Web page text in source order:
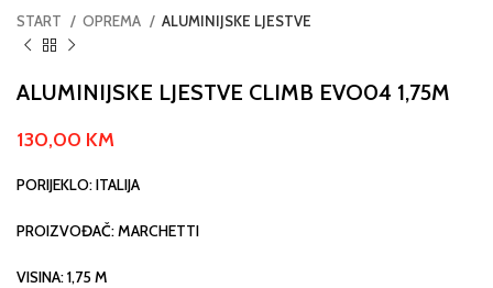
START OPREMA ALUMINIJSKE LJESTVE
ALUMINIJSKE LJESTVE CLIMB EVO04 1,75M
130,00 KM
PORIJEKLO: ITALIJA
PROIZVOĐAČ: MARCHETTI
VISINA: 1,75 M